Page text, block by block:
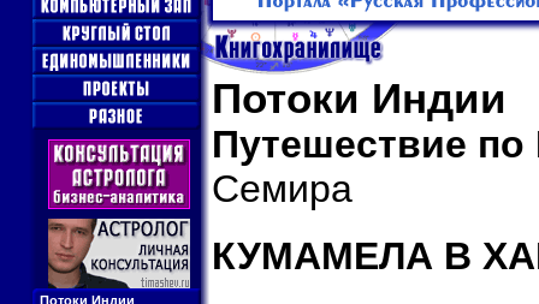
Потоки Индии
Потоки Индии
Путешествие
Семира
КУМАМЕЛА В